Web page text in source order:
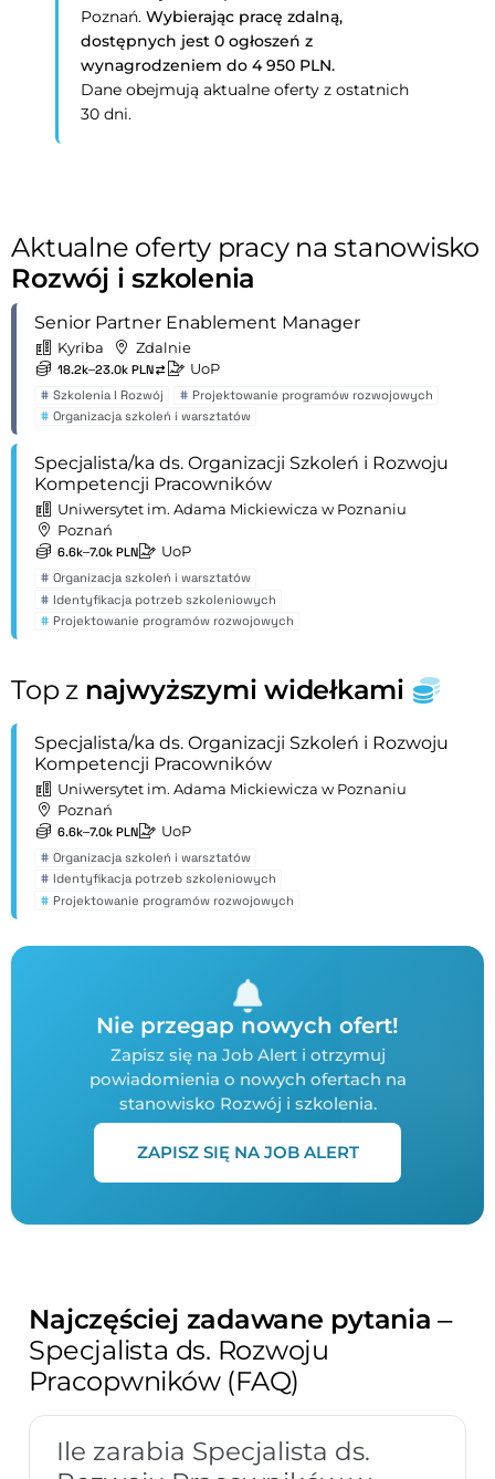
Poznań.Wybierając pracę zdalną,
dostępnych jest 0 ogłoszeń z
wynagrodzeniem do 4 950 PLN.
Dane obejmują aktualne oferty z ostatnich
30 dni.
Aktualne oferty pracy na stanowisko
Rozwój i szkolenia
Senior Partner Enablement Manager
Kyriba Zdalnie
18.2k–23.0k PLN UoP
# Szkolenia I Rozwój # Projektowanie programów rozwojowych
# Organizacja szkoleń i warsztatów
Specjalista/ka ds. Organizacji Szkoleń i Rozwoju
Kompetencji Pracowników
Uniwersytet im. Adama Mickiewicza w Poznaniu
Poznań
6.6k–7.0k PLN UoP
# Organizacja szkoleń i warsztatów
# Identyfikacja potrzeb szkoleniowych
# Projektowanie programów rozwojowych
Top z najwyższymi widełkami
Specjalista/ka ds. Organizacji Szkoleń i Rozwoju
Kompetencji Pracowników
Uniwersytet im. Adama Mickiewicza w Poznaniu
Poznań
6.6k–7.0k PLN UoP
# Organizacja szkoleń i warsztatów
# Identyfikacja potrzeb szkoleniowych
# Projektowanie programów rozwojowych
Nie przegap nowych ofert!
Zapisz się na Job Alert i otrzymuj
powiadomienia o nowych ofertach na
stanowisko Rozwój i szkolenia.
ZAPISZ SIĘ NA JOB ALERT
Najczęściej zadawane pytania –
Specjalista ds. Rozwoju
Pracopwników (FAQ)
Ile zarabia Specjalista ds.